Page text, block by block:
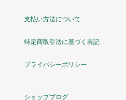
支払い方法について
特定商取引法に基づく表記
プライバシーポリシー
ショップブログ